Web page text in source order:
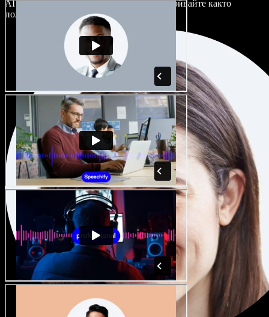
AI гласови актьори и акценти и ги настройвайте както
пожелаете.